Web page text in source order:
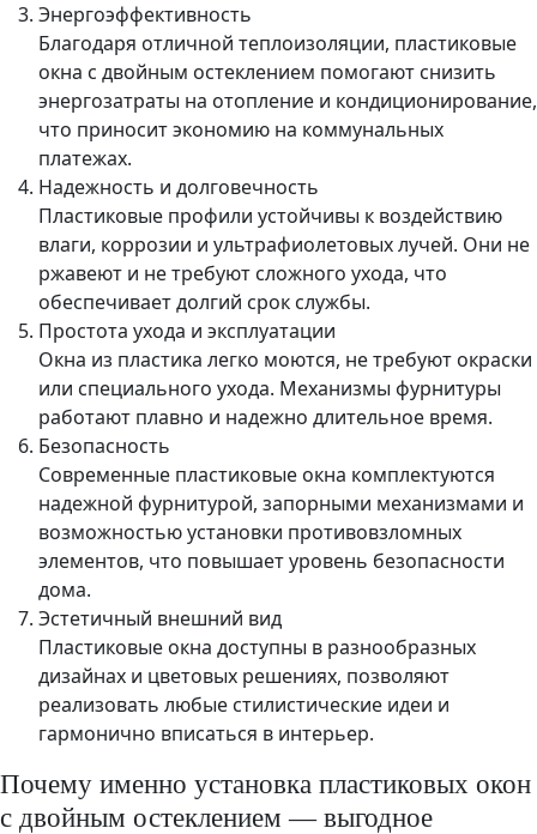
Энергоэффективность
Благодаря отличной теплоизоляции, пластиковые
окна с двойным остеклением помогают снизить
энергозатраты на отопление и кондиционирование,
что приносит экономию на коммунальных
платежах.
Надежность и долговечность
Пластиковые профили устойчивы к воздействию
влаги, коррозии и ультрафиолетовых лучей. Они не
ржавеют и не требуют сложного ухода, что
обеспечивает долгий срок службы.
Простота ухода и эксплуатации
Окна из пластика легко моются, не требуют окраски
или специального ухода. Механизмы фурнитуры
работают плавно и надежно длительное время.
Безопасность
Современные пластиковые окна комплектуются
надежной фурнитурой, запорными механизмами и
возможностью установки противовзломных
элементов, что повышает уровень безопасности
дома.
Эстетичный внешний вид
Пластиковые окна доступны в разнообразных
дизайнах и цветовых решениях, позволяют
реализовать любые стилистические идеи и
гармонично вписаться в интерьер.
Почему именно установка пластиковых окон
с двойным остеклением — выгодное